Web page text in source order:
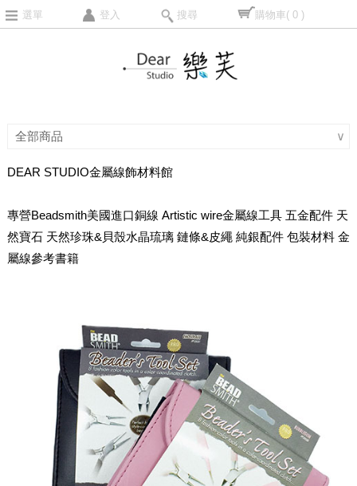
選單 登入 搜尋 購物車( 0 )
全部商品 ∨
DEAR STUDIO金屬線飾材料館
專營Beadsmith美國進口銅線 Artistic wire金屬線工具 五金配件 天
然寶石 天然珍珠&貝殼水晶琉璃 鏈條&皮繩 純銀配件 包裝材料 金
屬線參考書籍